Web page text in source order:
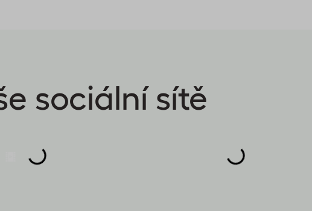
sociální sítě